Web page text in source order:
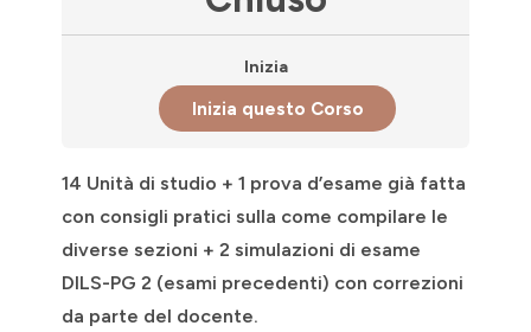
Inizia
Inizia questo Corso
14 Unità di studio + 1 prova d’esame già fatta
con consigli pratici sulla come compilare le
diverse sezioni + 2 simulazioni di esame
DILS-PG 2 (esami precedenti) con correzioni
da parte del docente.